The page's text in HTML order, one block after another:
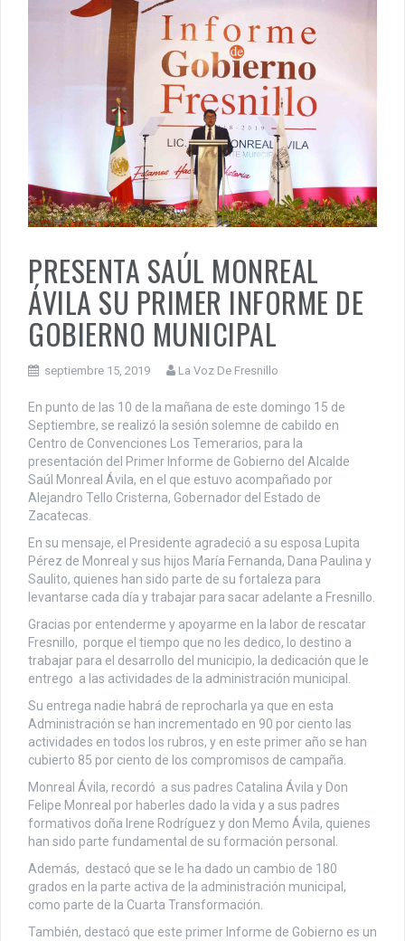
PRESENTA SAÚL MONREAL
ÁVILA SU PRIMER INFORME DE
GOBIERNO MUNICIPAL
septiembre 15, 2019 La Voz De Fresnillo
En punto de las 10 de la mañana de este domingo 15 de
Septiembre, se realizó la sesión solemne de cabildo en
Centro de Convenciones Los Temerarios, para la
presentación del Primer Informe de Gobierno del Alcalde
Saúl Monreal Ávila, en el que estuvo acompañado por
Alejandro Tello Cristerna, Gobernador del Estado de
Zacatecas.
En su mensaje, el Presidente agradeció a su esposa Lupita
Pérez de Monreal y sus hijos María Fernanda, Dana Paulina y
Saulito, quienes han sido parte de su fortaleza para
levantarse cada día y trabajar para sacar adelante a Fresnillo.
Gracias por entenderme y apoyarme en la labor de rescatar
Fresnillo, porque el tiempo que no les dedico, lo destino a
trabajar para el desarrollo del municipio, la dedicación que le
entrego a las actividades de la administración municipal.
Su entrega nadie habrá de reprocharla ya que en esta
Administración se han incrementado en 90 por ciento las
actividades en todos los rubros, y en este primer año se han
cubierto 85 por ciento de los compromisos de campaña.
Monreal Ávila, recordó a sus padres Catalina Ávila y Don
Felipe Monreal por haberles dado la vida y a sus padres
formativos doña Irene Rodríguez y don Memo Ávila, quienes
han sido parte fundamental de su formación personal.
Además, destacó que se le ha dado un cambio de 180
grados en la parte activa de la administración municipal,
como parte de la Cuarta Transformación.
También, destacó que este primer Informe de Gobierno es un